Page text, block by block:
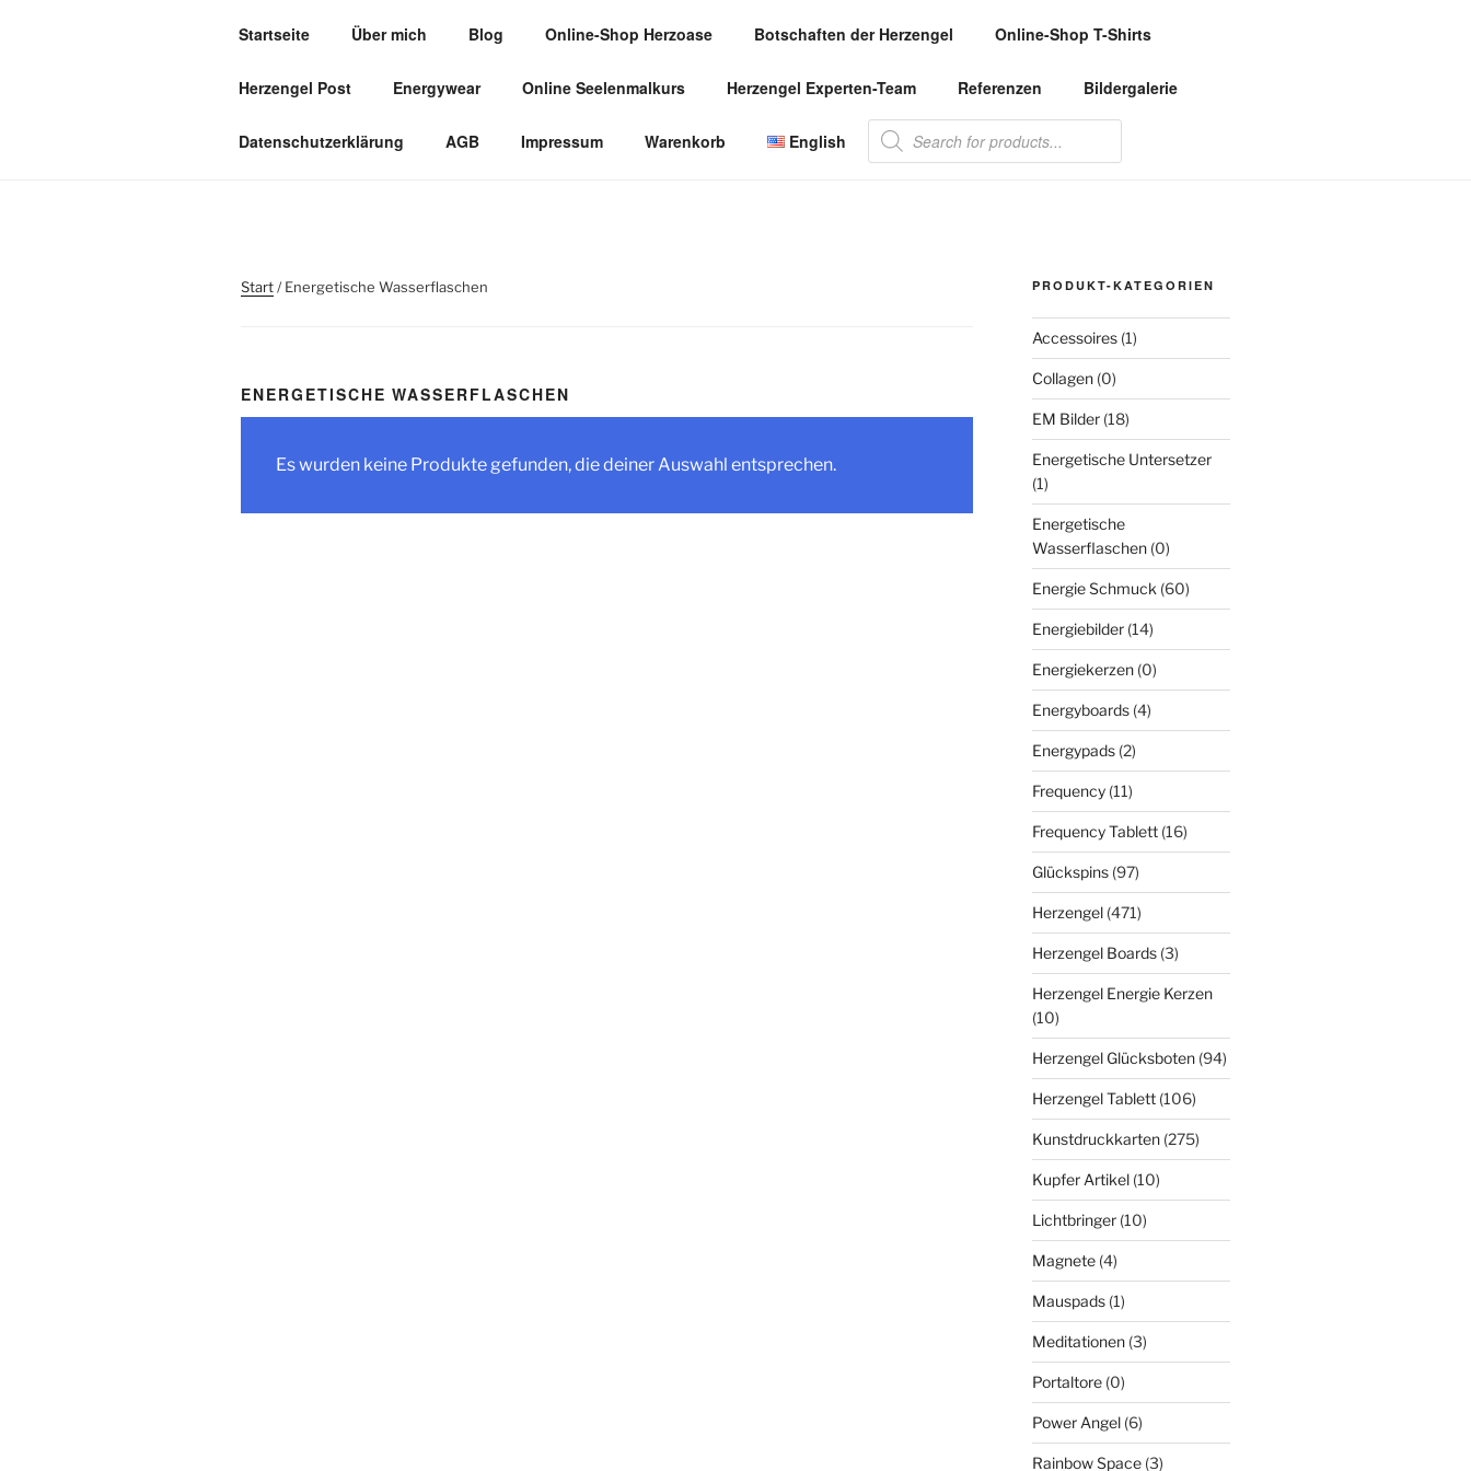
HERZOASE.COM
Startseite Über mich Blog Online-Shop Herzoase Botschaften der Herzengel Online-Shop T-Shirts
Herzengel Post Energywear Online Seelenmalkurs Herzengel Experten-Team Referenzen Bildergalerie
Datenschutzerklärung AGB Impressum Warenkorb English
Products
search
Start/ Energetische Wasserflaschen
ENERGETISCHE WASSERFLASCHEN
Es wurden keine Produkte gefunden, die deiner Auswahl entsprechen.
PRODUKT-KATEGORIEN
Accessoires (1)
Collagen (0)
EM Bilder (18)
Energetische Untersetzer
(1)
Energetische
Wasserflaschen (0)
Energie Schmuck (60)
Energiebilder (14)
Energiekerzen (0)
Energyboards (4)
Energypads (2)
Frequency (11)
Frequency Tablett (16)
Glückspins (97)
Herzengel (471)
Herzengel Boards (3)
Herzengel Energie Kerzen
(10)
Herzengel Glücksboten (94)
Herzengel Tablett (106)
Kunstdruckkarten (275)
Kupfer Artikel (10)
Lichtbringer (10)
Magnete (4)
Mauspads (1)
Meditationen (3)
Portaltore (0)
Power Angel (6)
Rainbow Space (3)